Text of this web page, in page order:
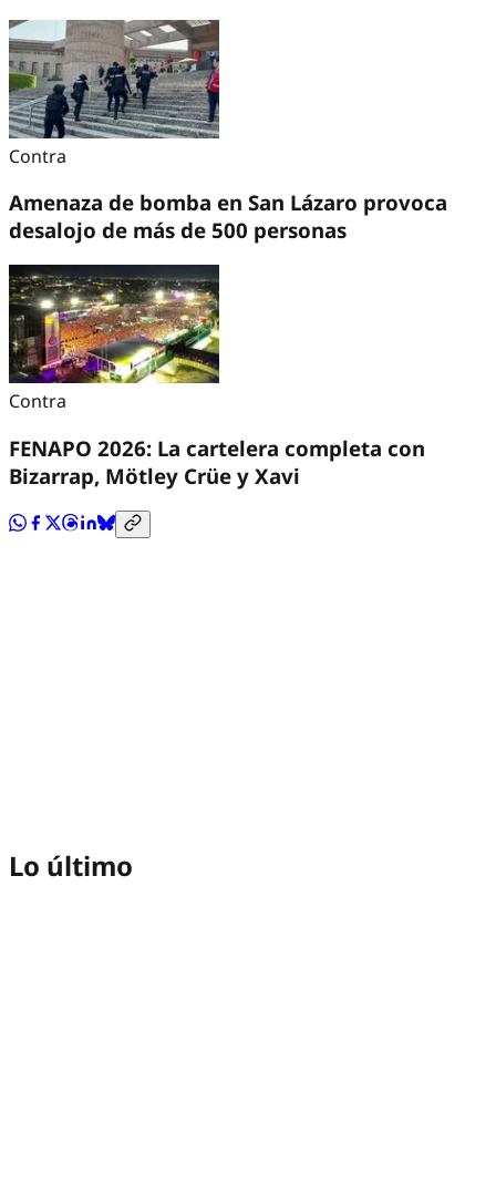
Contra
Amenaza de bomba en San Lázaro provoca
desalojo de más de 500 personas
Contra
FENAPO 2026: La cartelera completa con
Bizarrap, Mötley Crüe y Xavi
Lo último